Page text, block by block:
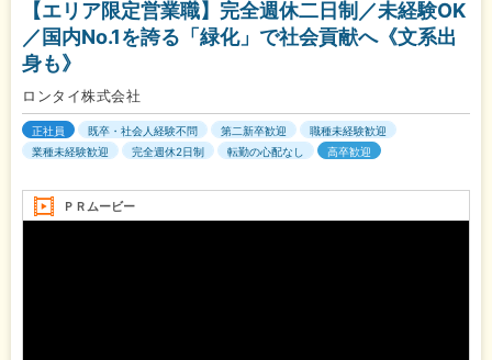
【エリア限定営業職】完全週休二日制／未経験OK
／国内No.1を誇る「緑化」で社会貢献へ《文系出
身も》
ロンタイ株式会社
正社員 既卒・社会人経験不問 第二新卒歓迎
職種未経験歓迎
業種未経験歓迎
完全週休2日制 転勤の心配なし 高卒歓迎
ＰＲムービー